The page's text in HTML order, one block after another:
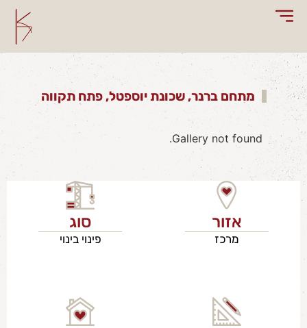
מתחם ברנר, שכונת יוספטל, פתח תקווה
Gallery not found.
אזור
מרכז
סוג
פינוי בינוי